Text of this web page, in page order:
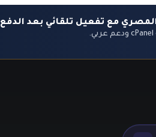
مع تفعيل تلقائي بعد الدفع